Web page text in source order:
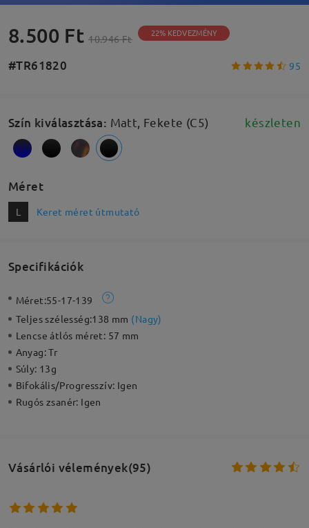
8.500 Ft 10.946 Ft 22% KEDVEZMÉNY
#TR61820 95
Szín kiválasztása: Matt, Fekete (C5) készleten
Méret
L Keret méret útmutató
Specifikációk
Méret:55-17-139
Teljes szélesség:138 mm (Nagy)
Lencse átlós méret: 57 mm
Anyag:Tr
Súly: 13g
Bifokális/Progresszív: Igen
Rugós zsanér: Igen
Vásárlói vélemények(95)